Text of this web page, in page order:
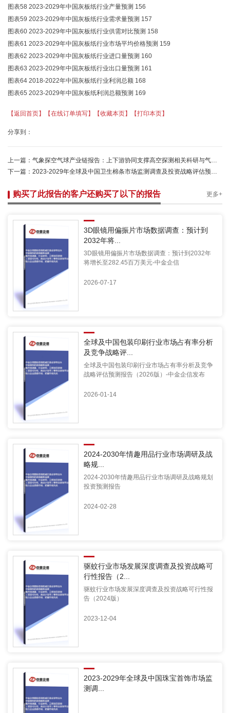
图表58 2023-2029年中国灰板纸行业产量预测 156
图表59 2023-2029年中国灰板纸行业需求量预测 157
图表60 2023-2029年中国灰板纸行业供需对比预测 158
图表61 2023-2029年中国灰板纸行业市场平均价格预测 159
图表62 2023-2029年中国灰板纸行业进口量预测 160
图表63 2023-2029年中国灰板纸行业出口量预测 161
图表64 2018-2022年中国灰板纸行业利润总额 168
图表65 2023-2029年中国灰板纸利润总额预测 169
【返回首页】 【在线订单填写】 【收藏本页】 【打印本页】
分享到：
上一篇： 气象探空气球产业链报告：上下游协同支撑高空探测相关科研与气象业务常态化开展-中金企信
下一篇： 2023-2029年全球及中国卫生棉条市场监测调查及投资战略评估预测报告
购买了此报告的客户还购买了以下的报告 更多+
3D眼镜用偏振片市场数据调查：预计到
2032年将...
3D眼镜用偏振片市场数据调查：预计到2032年
将增长至282.45百万美元-中金企信
2026-07-17
全球及中国包装印刷行业市场占有率分析
及竞争战略评...
全球及中国包装印刷行业市场占有率分析及竞争
战略评估预测报告（2026版）-中金企信发布
2026-01-14
2024-2030年情趣用品行业市场调研及战
略规...
2024-2030年情趣用品行业市场调研及战略规划
投资预测报告
2024-02-28
驱蚊行业市场发展深度调查及投资战略可
行性报告（2...
驱蚊行业市场发展深度调查及投资战略可行性报
告（2024版）
2023-12-04
2023-2029年全球及中国珠宝首饰市场监
测调...